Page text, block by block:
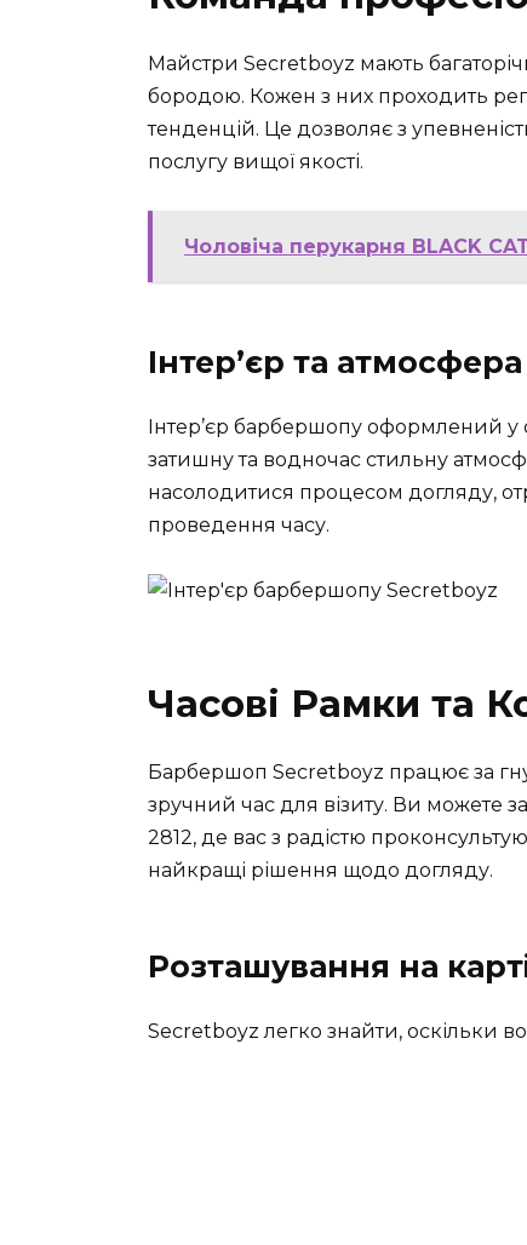
Майстри Secretboyz мають
бородою. Кожен з них проходить
тенденцій. Це дозволяє з
послугу вищої якості.
Чоловіча перукарня BLACK
Інтер’єр та атмосфера
Інтер’єр барбершопу оформлений у
затишну та водночас стильну
насолодитися процесом догляду,
проведення часу.
Часові Рамки та
Барбершоп Secretboyz працює за
зручний час для візиту. Ви можете
2812, де вас з радістю
найкращі рішення щодо догляду.
Розташування на
Secretboyz легко знайти, оскільки